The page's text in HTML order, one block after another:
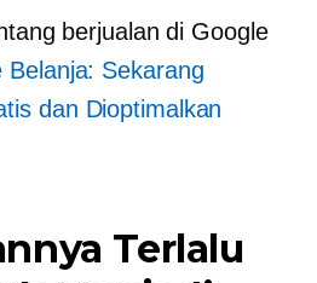
berjualan di Google
Belanja: Sekarang
dan Dioptimalkan
Terlalu